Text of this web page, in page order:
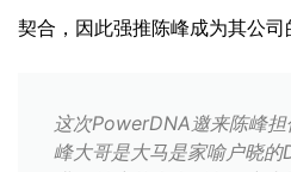
契合，因此强推陈峰成为其公司
这次PowerDNA邀来陈峰
峰大哥是大马是家喻户晓